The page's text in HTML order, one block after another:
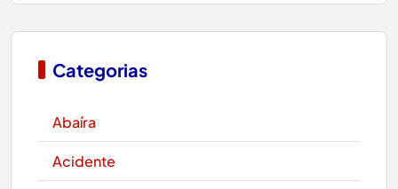
Categorias
Abaíra
Acidente